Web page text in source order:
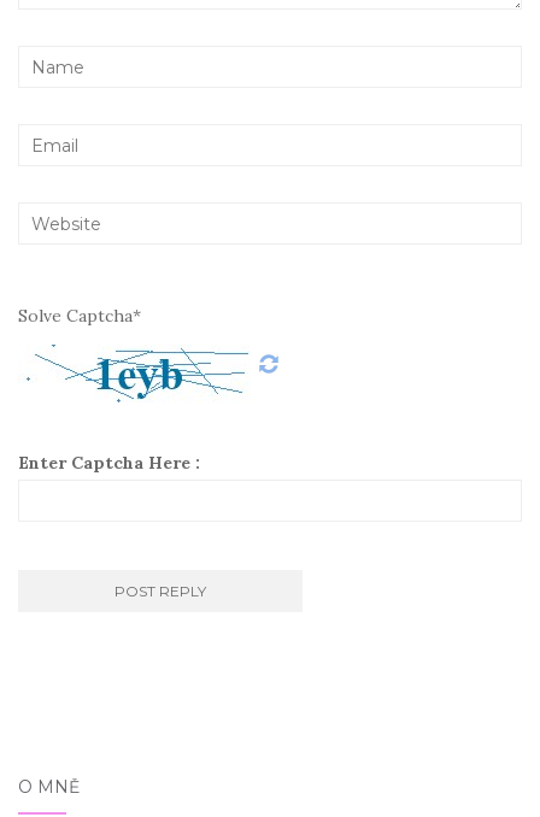
Solve Captcha*
Enter Captcha Here :
O MNĚ